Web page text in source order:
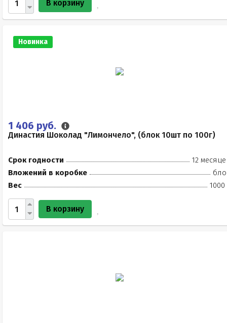
В корзину
Новинка
1 406 руб.
Династия Шоколад "Лимончело", (блок 10шт по 100г)
Срок годности
12
Вложений в коробке
Вес
1000
В корзину